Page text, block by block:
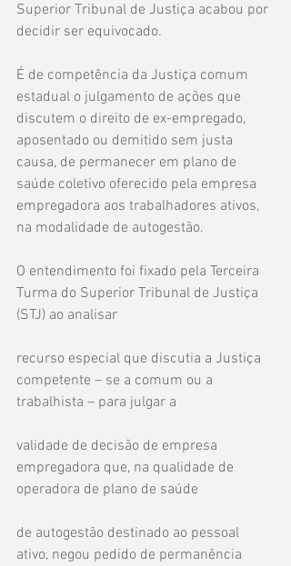
Superior Tribunal de Justiça acabou por
decidir ser equivocado.
É de competência da Justiça comum
estadual o julgamento de ações que
discutem o direito de ex-empregado,
aposentado ou demitido sem justa
causa, de permanecer em plano de
saúde coletivo oferecido pela empresa
empregadora aos trabalhadores ativos,
na modalidade de autogestão.
O entendimento foi fixado pela Terceira
Turma do Superior Tribunal de Justiça
(STJ) ao analisar
recurso especial que discutia a Justiça
competente – se a comum ou a
trabalhista – para julgar a
validade de decisão de empresa
empregadora que, na qualidade de
operadora de plano de saúde
de autogestão destinado ao pessoal
ativo, negou pedido de permanência